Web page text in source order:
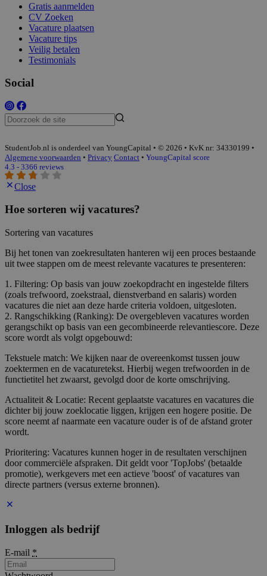
Gratis aanmelden
CV Zoeken
Vacature plaatsen
Vacature tips
Veilig betalen
Testimonials
Social
StudentJob.nl is onderdeel van YoungCapital • © 2026 • KvK nr: 34330199 •
Algemene voorwaarden • Privacy Contact • YoungCapital score
4.3 - 3366 reviews
Close
Hoe sorteren wij vacatures?
Sortering van vacatures
Bij het tonen van zoekresultaten hanteren wij een proces bestaande
uit twee stappen om de meest relevante vacatures te presenteren:
1. Filtering: Op basis van jouw zoekopdracht en ingestelde filters
(zoals trefwoord, zoekstraal, dienstverband en salaris) worden
vacatures die niet aan deze harde criteria voldoen, uitgesloten.
2. Rangschikking (Ranking): De overgebleven vacatures worden
gerangschikt op basis van een gecombineerde relevantiescore. Deze
score wordt als volgt opgebouwd:
Tekstuele match: We kijken naar de overeenkomst tussen jouw
zoektermen en de vacaturetekst. Hierbij wegen trefwoorden in de
functietitel het zwaarst, gevolgd door de korte omschrijving.
Actualiteit & Locatie: Recent geplaatste vacatures en vacatures die
dichter bij jouw zoeklocatie liggen, krijgen een hogere positie. De
score neemt af naarmate een vacature ouder is of de afstand groter
wordt.
Prioritering: Vacatures kunnen hoger in de resultaten verschijnen
door commerciële afspraken. Dit geldt voor 'TopJobs' (betaalde
promotie), werkgevers met een actieve 'boost' of vacatures van
directe partners (versus externe bronnen).
Inloggen als bedrijf
E-mail *